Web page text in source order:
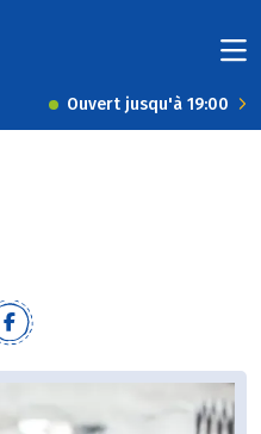
Ouvert jusqu'à 19:00